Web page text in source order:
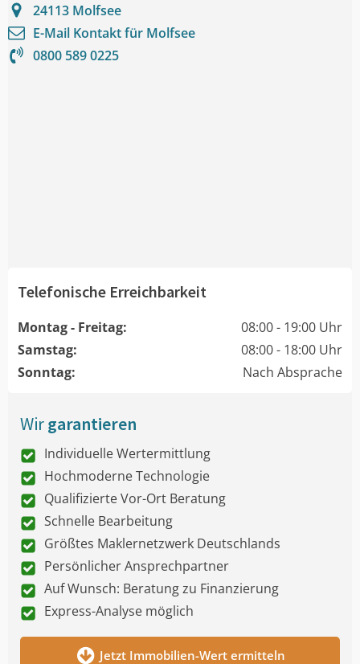
24113 Molfsee
E-Mail Kontakt für Molfsee
0800 589 0225
Telefonische Erreichbarkeit
Montag - Freitag:
08:00 - 19:00 Uhr
Samstag:
08:00 - 18:00 Uhr
Sonntag:
Nach Absprache
Wirgarantieren
Individuelle Wertermittlung
Hochmoderne Technologie
Qualifizierte Vor-Ort Beratung
Schnelle Bearbeitung
Größtes Maklernetzwerk Deutschlands
Persönlicher Ansprechpartner
Auf Wunsch: Beratung zu Finanzierung
Express-Analyse möglich
Jetzt Immobilien-Wert ermitteln